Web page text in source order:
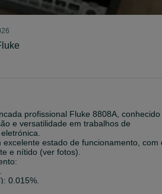
profissional Fluke 8808A, conhecido
e versatilidade em trabalhos de
estado de funcionamento, com
e nítido (ver fotos).
0.015%.